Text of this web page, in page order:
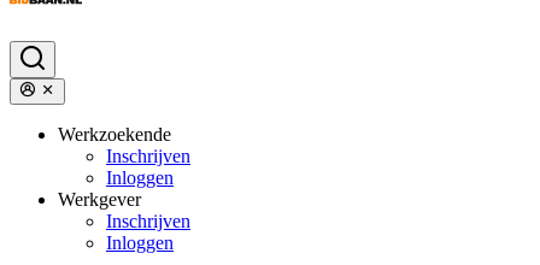
Werkzoekende
Inschrijven
Inloggen
Werkgever
Inschrijven
Inloggen